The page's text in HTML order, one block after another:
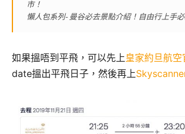
市！
懶人包系列- 曼谷必去景點介紹！自由行上手必
如果搵唔到平飛，可以先上皇家約旦航空
date搵出平飛日子，然後再上